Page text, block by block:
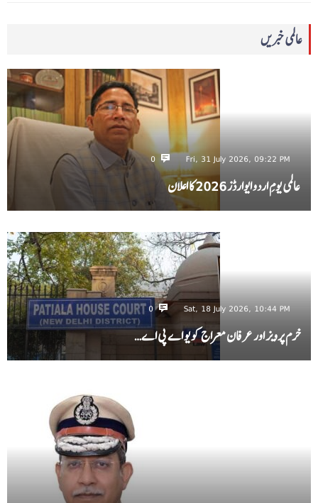
عالمی خبریں
Fri, 31 July 2026, 09:22 PM
0
عالمی یومِ اردو ایوارڈز 2026 کا اعلان
Sat, 18 July 2026, 10:44 PM
0
خرم پرویز اور عرفان معراج کو یو اے پی اے…